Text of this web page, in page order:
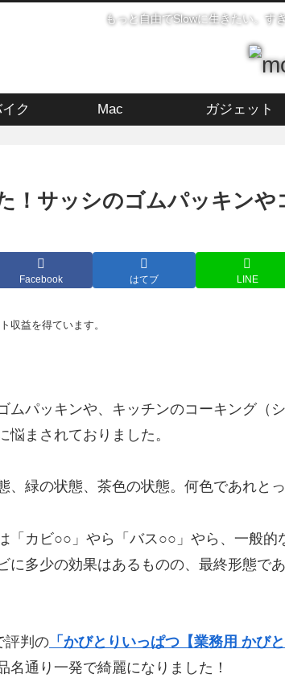
もっと自由でSlowに生きたい。す
ク Mac ガジェット
！サッシのゴムパッキンや
Facebook はてブ LINE
ムパッキンや、キッチンのコーキング（
悩まされておりました。
、緑の状態、茶色の状態。何色であれとっ
「カビ○○」やら「バス○○」やら、一般的
に多少の効果はあるものの、最終形態で
評判の 「かびとりいっぱつ【業務用 かびと
名通り一発で綺麗になりました！